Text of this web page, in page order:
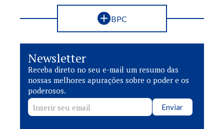
BPC
Newsletter
Receba direto no seu e-mail um resumo das
nossas melhores apurações sobre o poder e os
poderosos.
Enviar